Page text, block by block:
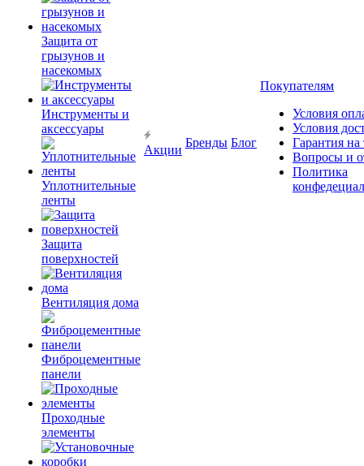
Защита от
грызунов и
насекомых
Инструменты и
аксессуары
Уплотнительные
ленты
Защита
поверхностей
Вентиляция дома
Фиброцементные
панели
Проходные
элементы
Акции
Бренды Блог
Покупателям
Условия
Условия
Гарантия на
Вопросы и
Политика